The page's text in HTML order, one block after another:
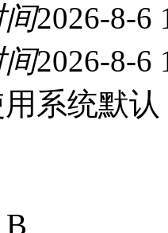
间2026-8-6
间2026-8-6
系统默认